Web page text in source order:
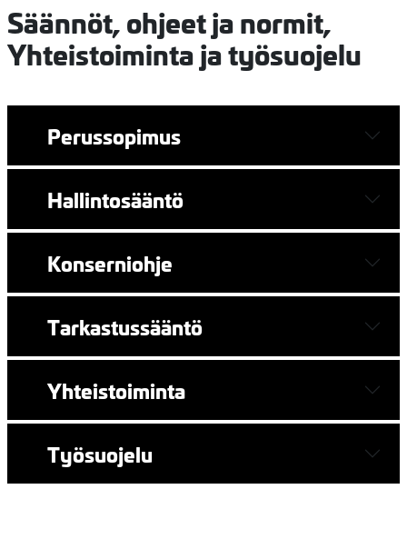
Säännöt, ohjeet ja normit,
Yhteistoiminta ja työsuojelu
Perussopimus
Hallintosääntö
Konserniohje
Tarkastussääntö
Yhteistoiminta
Työsuojelu